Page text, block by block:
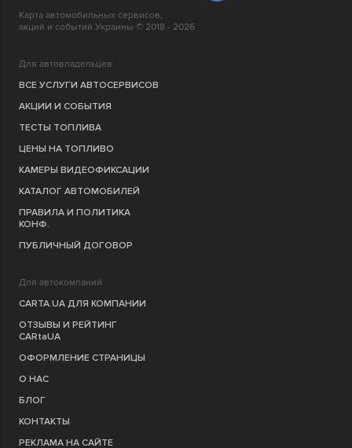
Карта автомобильных сервисов,
акций и событий Украины © 2018 - 2026
Для автовладельцев
ВСЕ УСЛУГИ АВТОСЕРВИСОВ
АКЦИИ И СОБЫТИЯ
ТЕСТЫ ТОПЛИВА
ЦЕНЫ НА ТОПЛИВО
КАМЕРЫ ВИДЕОФИКСАЦИИ
КАТАЛОГ АВТОМОБИЛЕЙ
ПРАВИЛА И ПОЛИТИКА
КОНФ.
ПУБЛИЧНЫЙ ДОГОВОР
Для автокомпаний
CARTA.UA ДЛЯ КОМПАНИИ
ОТЗЫВЫ И РЕЙТИНГ
CARtaUA
ОФОРМЛЕНИЕ СТРАНИЦЫ
О НАС
БЛОГ
КОНТАКТЫ
РЕКЛАМА НА САЙТЕ